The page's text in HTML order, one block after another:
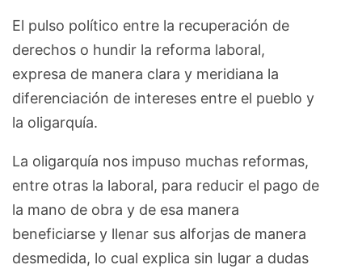
El pulso político entre la recuperación de
derechos o hundir la reforma laboral,
expresa de manera clara y meridiana la
diferenciación de intereses entre el pueblo y
la oligarquía.
La oligarquía nos impuso muchas reformas,
entre otras la laboral, para reducir el pago de
la mano de obra y de esa manera
beneficiarse y llenar sus alforjas de manera
desmedida, lo cual explica sin lugar a dudas